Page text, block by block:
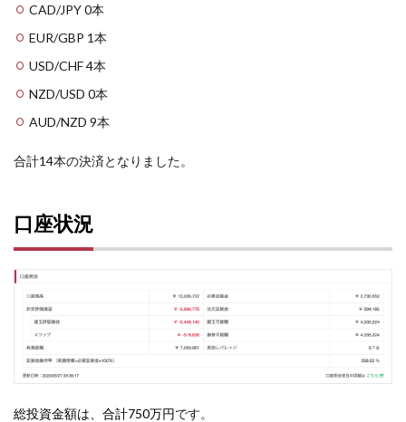
CAD/JPY 0本
EUR/GBP 1本
USD/CHF 4本
NZD/USD 0本
AUD/NZD 9本
合計14本の決済となりました。
口座状況
総投資金額は、合計750万円です。